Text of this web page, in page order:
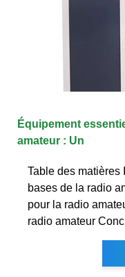
Équipement
amateur : Un
Table des matières
bases de la radio
pour la radio
radio amateur